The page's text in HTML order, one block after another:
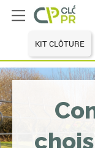
KIT CLÔTURE